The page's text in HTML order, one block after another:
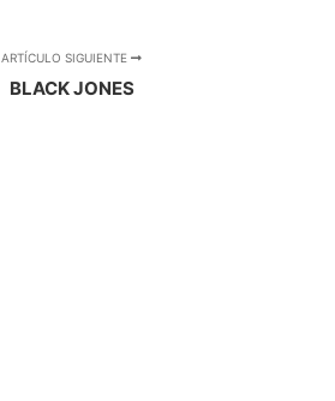
ARTÍCULO SIGUIENTE
BLACK JONES